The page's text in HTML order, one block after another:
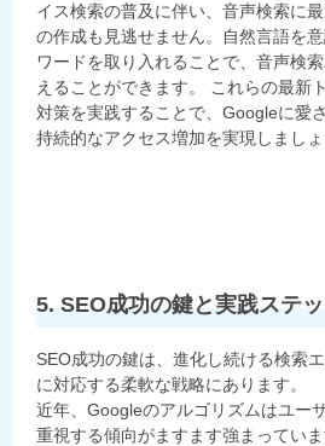
イス検索の普及に伴い、音声検索に
の作成も見逃せません。自然言語を
ワードを取り入れることで、音声検
えることができます。 これらの最新
対策を実践することで、Googleに愛
持続的なアクセス増加を実現しましょ
5. SEO成功の鍵と実践ステ
SEO成功の鍵は、進化し続ける検索
に対応する柔軟な戦略にあります。
近年、Googleのアルゴリズムはユー
重視する傾向がますます強まっていま